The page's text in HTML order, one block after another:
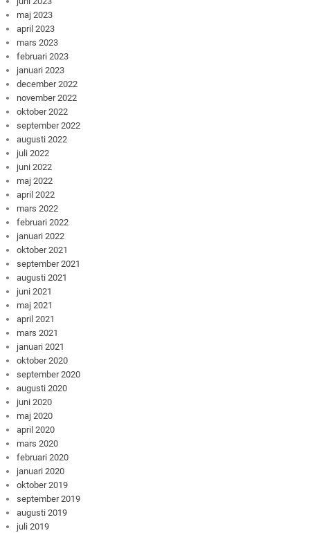
maj 2023
april 2023
mars 2023
februari 2023
januari 2023
december 2022
november 2022
oktober 2022
september 2022
augusti 2022
juli 2022
juni 2022
maj 2022
april 2022
mars 2022
februari 2022
januari 2022
oktober 2021
september 2021
augusti 2021
juni 2021
maj 2021
april 2021
mars 2021
januari 2021
oktober 2020
september 2020
augusti 2020
juni 2020
maj 2020
april 2020
mars 2020
februari 2020
januari 2020
oktober 2019
september 2019
augusti 2019
juli 2019